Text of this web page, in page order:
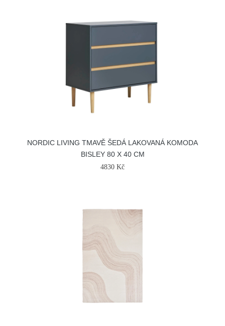
NORDIC LIVING TMAVĚ ŠEDÁ LAKOVANÁ KOMODA
BISLEY 80 X 40 CM
4830 Kč